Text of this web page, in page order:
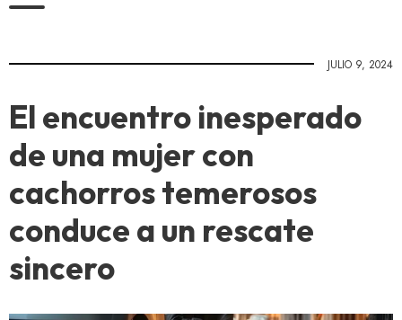
JULIO 9, 2024
El encuentro inesperado
de una mujer con
cachorros temerosos
conduce a un rescate
sincero